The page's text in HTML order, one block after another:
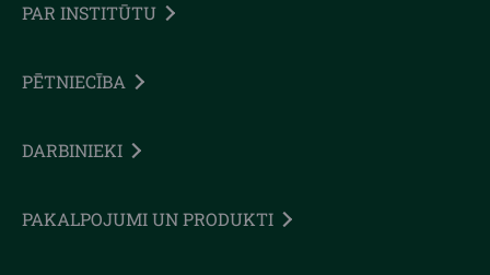
PAR INSTITŪTU
PĒTNIECĪBA
DARBINIEKI
PAKALPOJUMI UN PRODUKTI